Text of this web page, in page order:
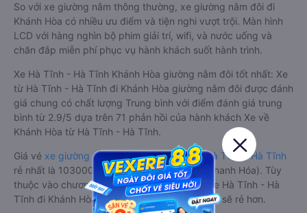
So với xe giường nằm thông thường, xe giường nằm đôi đi
Khánh Hòa có nhiều ưu điểm và tiện nghi vượt trội. Màn hình
LCD với hàng nghìn bộ phim giải trí, wifi, và nước uống và
chăn đắp miễn phí phục vụ hành khách suốt hành trình.
Xe Hà Tĩnh - Hà Tĩnh Khánh Hòa giường nằm đôi tốt nhất: Xe
từ Hà Tĩnh - Hà Tĩnh đi Khánh Hòa giường nằm đôi được đánh
giá chung có chất lượng Trung bình với điểm đánh giá trung
bình từ 2.9/5 dựa trên 71 phản hồi của hành khách Xe về
Khánh Hòa từ Hà Tĩnh - Hà Tĩnh.
Giá vé xe giường nằm đôi đi Khánh Hòa từ Hà Tĩnh - Hà Tĩnh
rẻ nhất là 1030000VND của hãng xe TNT (Thanh Hóa). Tùy
thuộc vào chương trình khuyến mãi, giá vé Xe Hà Tĩnh - Hà
Tĩnh đi Khánh Hòa giường nằm đôi này có thể sẽ rẻ hơn.